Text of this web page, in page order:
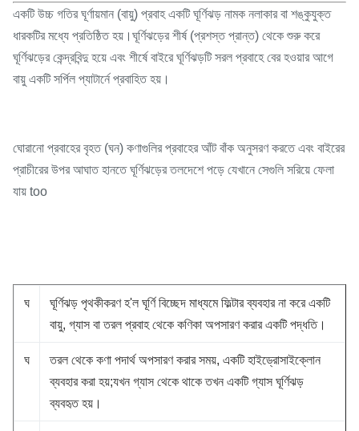
একটি উচ্চ গতির ঘূর্ণায়মান (বায়ু) প্রবাহ একটি ঘূর্ণিঝড় নামক নলাকার বা শঙ্কুযুক্ত
ধারকটির মধ্যে প্রতিষ্ঠিত হয়।ঘূর্ণিঝড়ের শীর্ষ (প্রশস্ত প্রান্ত) থেকে শুরু করে
ঘূর্ণিঝড়ের কেন্দ্রবিন্দু হয়ে এবং শীর্ষে বাইরে ঘূর্ণিঝড়টি সরল প্রবাহে বের হওয়ার আগে
বায়ু একটি সর্পিল প্যাটার্নে প্রবাহিত হয়।
ঘোরানো প্রবাহের বৃহত (ঘন) কণাগুলির প্রবাহের আঁট বাঁক অনুসরণ করতে এবং বাইরের
প্রাচীরের উপর আঘাত হানতে ঘূর্ণিঝড়ের তলদেশে পড়ে যেখানে সেগুলি সরিয়ে ফেলা
যায় too
ঘ
ঘূর্ণিঝড় পৃথকীকরণ হ'ল ঘূর্ণি বিচ্ছেদ মাধ্যমে ফিল্টার ব্যবহার না করে একটি
বায়ু, গ্যাস বা তরল প্রবাহ থেকে কণিকা অপসারণ করার একটি পদ্ধতি।
ঘ
তরল থেকে কণা পদার্থ অপসারণ করার সময়, একটি হাইড্রোসাইক্লোন
ব্যবহার করা হয়;যখন গ্যাস থেকে থাকে তখন একটি গ্যাস ঘূর্ণিঝড়
ব্যবহৃত হয়।